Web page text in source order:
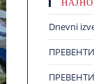
Dnevni